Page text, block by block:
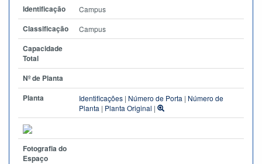
Identificação Campus
Classificação Campus
Capacidade
Total
Nº de Planta
Planta
Identificações | Número de Porta | Número de
Planta | Planta Original |
Fotografia do
Espaço